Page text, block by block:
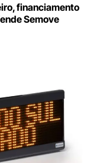
financiamento
Semove